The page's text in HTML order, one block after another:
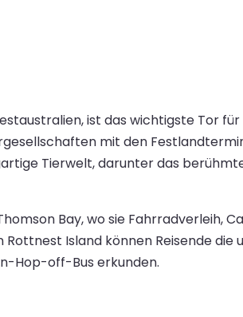
ist das wichtigste Tor
mit den
Tierwelt, darunter das
Bay, wo sie Fahrradverleih,
Island können Reisende
Hop-off-Bus erkunden.